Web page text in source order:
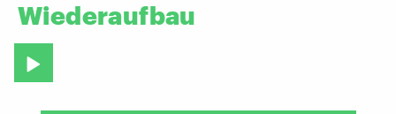
Wiederaufbau